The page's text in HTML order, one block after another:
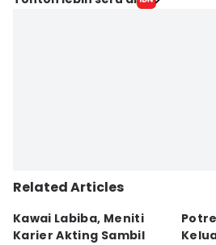
Related Articles
Kawai Labiba, Meniti
Karier Akting Sambil